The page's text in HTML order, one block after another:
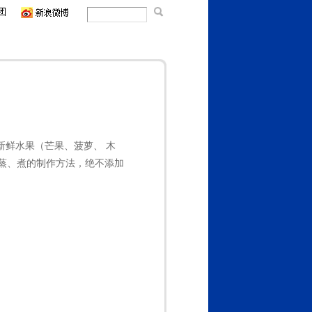
鲜水果（芒果、菠萝、 木
、煮的制作方法，绝不添加